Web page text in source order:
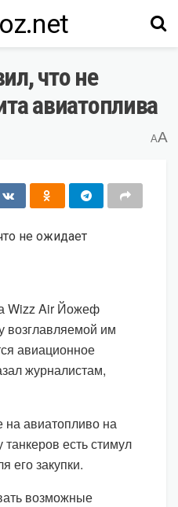
что не
авиатоплива
AA
Wizz Air Йожеф
возглавляемой им
авиационное
журналистам,
на авиатопливо на
есть стимул
его закупки.
возможные